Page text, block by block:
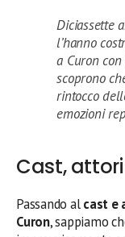
Diciassette
l’hanno
a Curon
scoprono
rintocco
emozioni
Cast,
Passando alcast e
Curon, sappiamo